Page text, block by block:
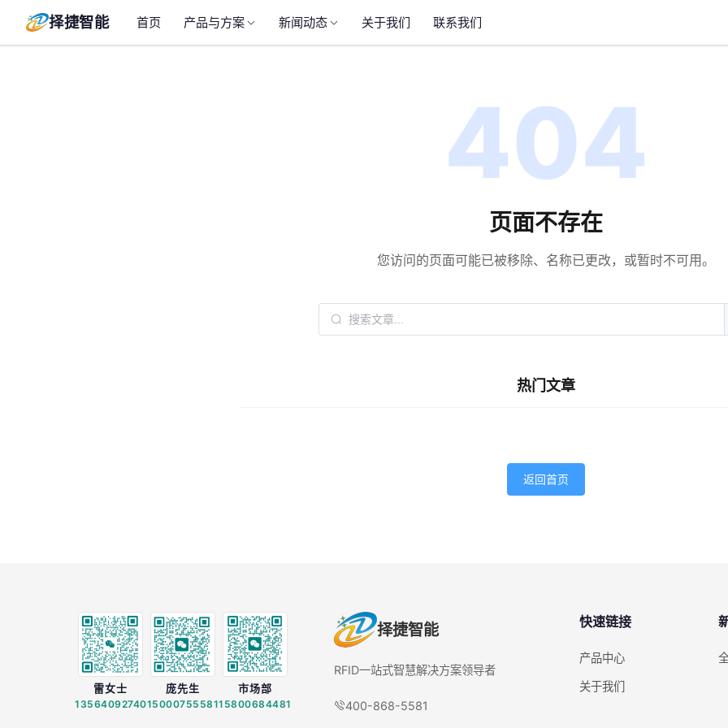
择捷智能 首页 产品与方案 新闻动态 关于我们 联系我们
404
页面不存在
您访问的页面可能已被移除、名称已更改，或暂时不可用。
热门文章
返回首页
雷女士
13564092740
庞先生
15000755581
市场部
15800684481
择捷智能
RFID一站式智慧解决方案领导者
400-868-5581
快速链接
产品中心
关于我们